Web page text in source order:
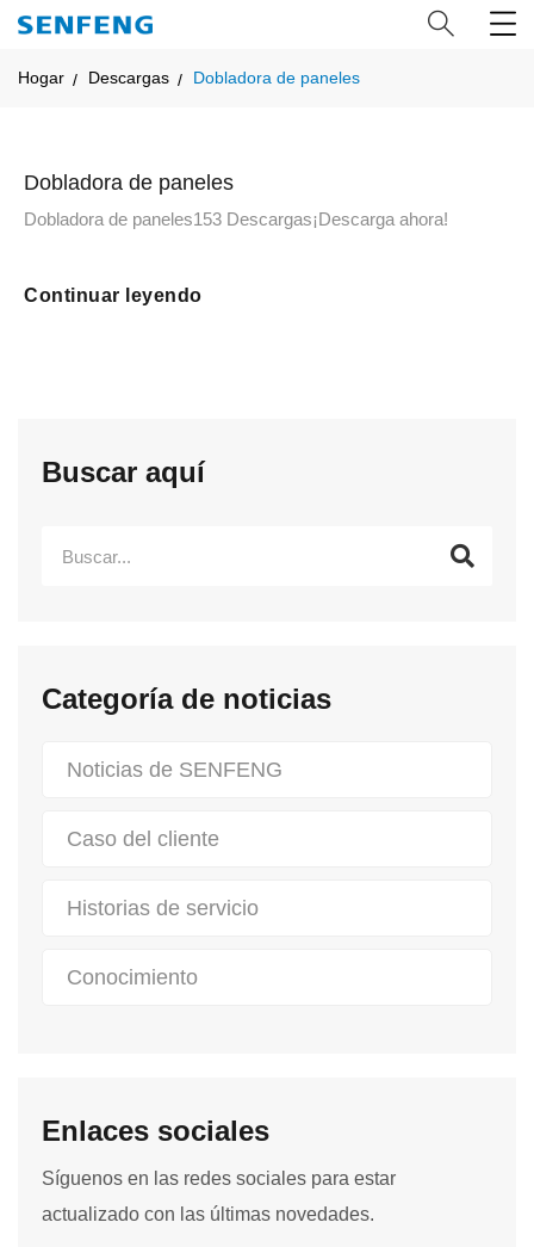
Hogar Descargas Dobladora de paneles
Dobladora de paneles
Dobladora de paneles153 Descargas¡Descarga ahora!
Continuar leyendo
Buscar aquí
Categoría de noticias
Noticias de SENFENG
Caso del cliente
Historias de servicio
Conocimiento
Enlaces sociales
Síguenos en las redes sociales para estar
actualizado con las últimas novedades.